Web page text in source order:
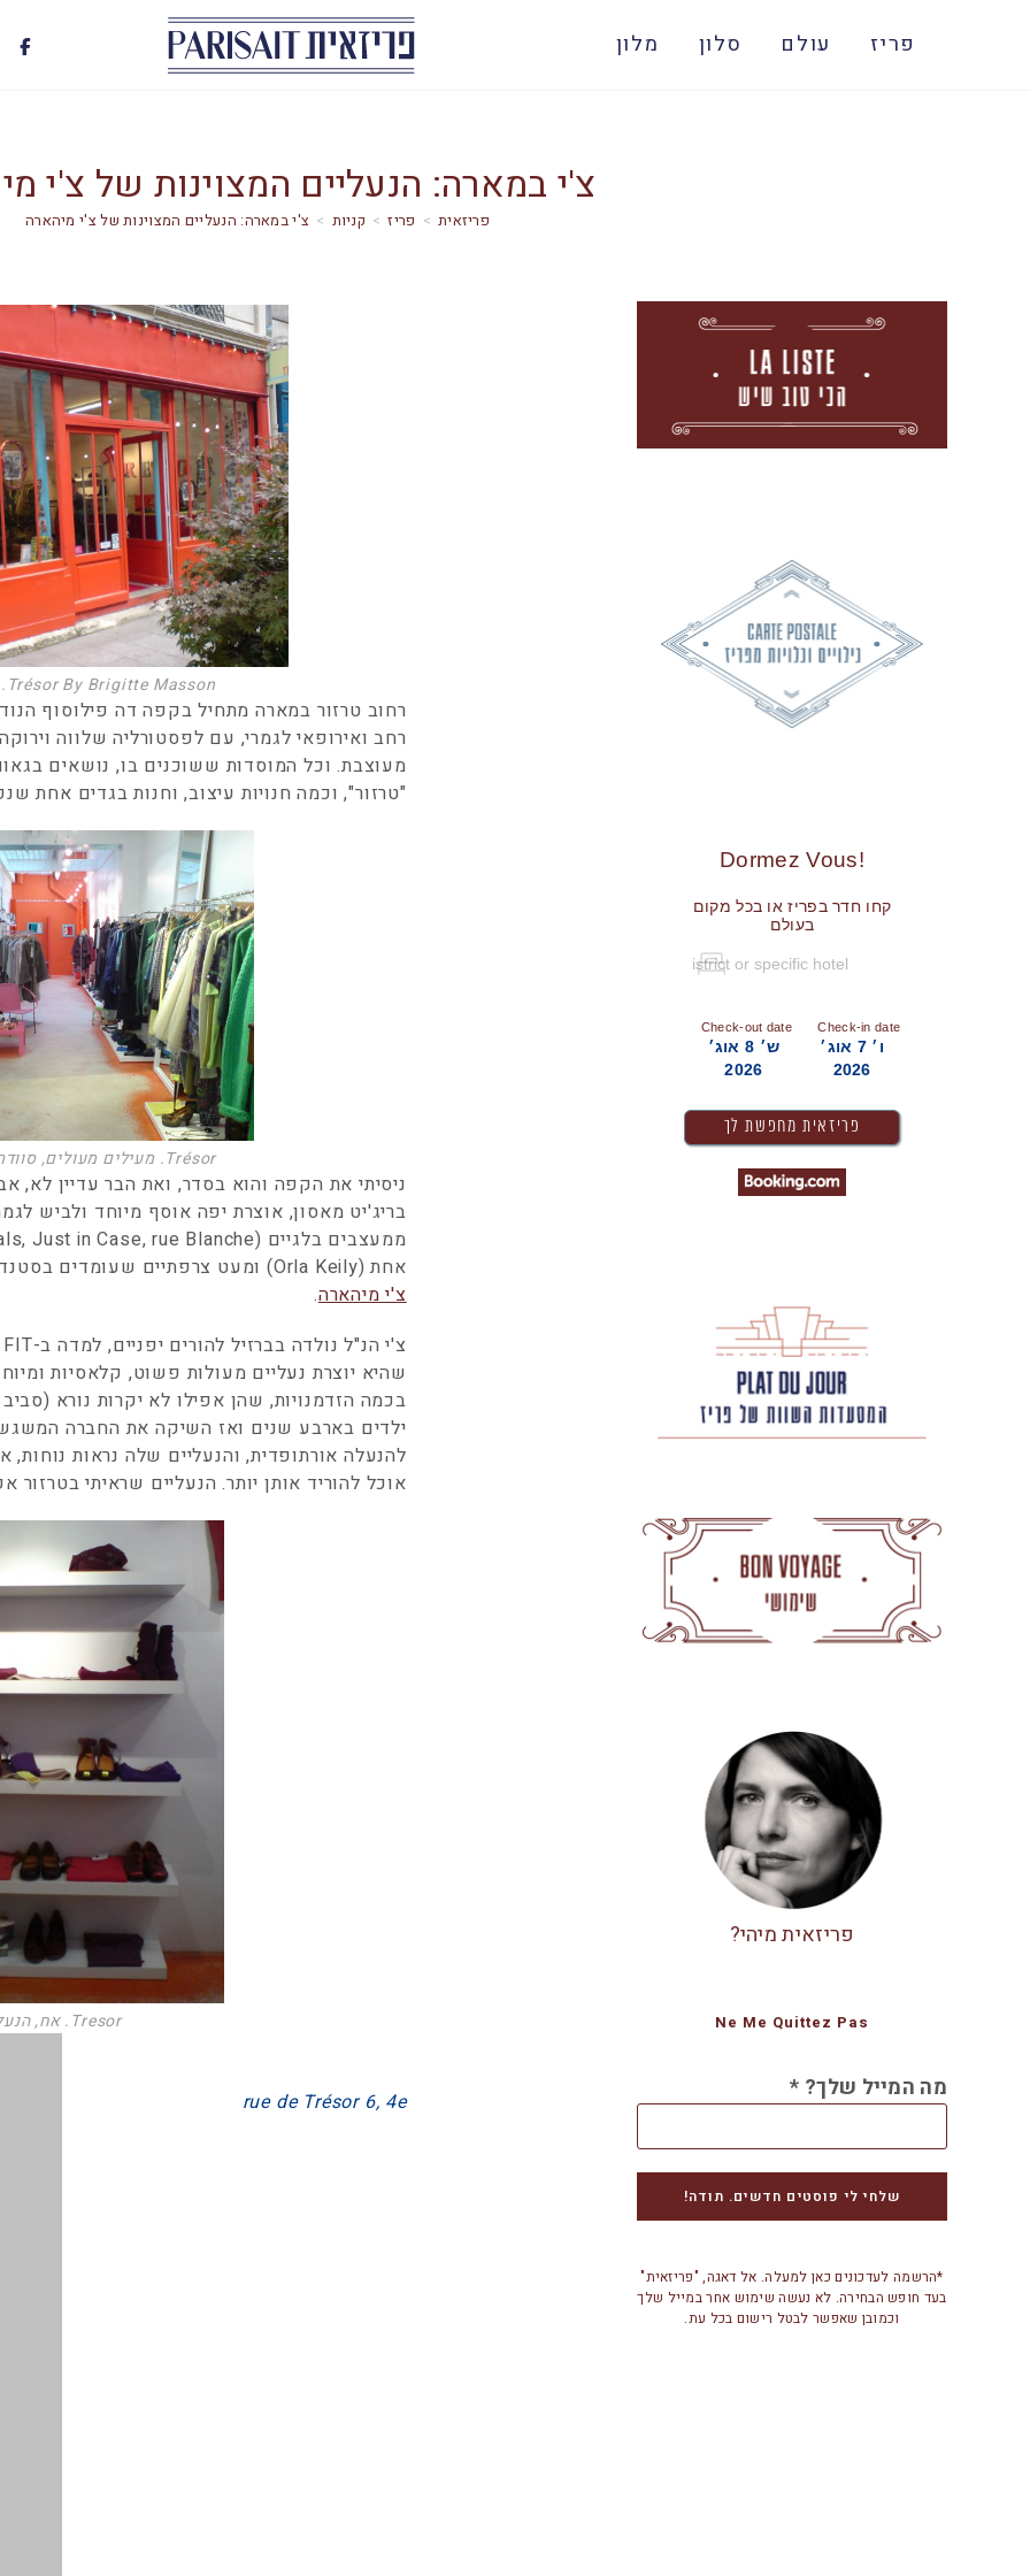
פריז עולם סלון מלון
צ'י במארה: הנעליים המצוינות של צ'י
> פריז > קניות > צ'י במארה: הנעליים המצוינות של צ'י מיהארה
Trésor By Brigitte Masson. אוצרות משובחת
רחוב טרזור במארה מתחיל בקפה דה פילוסוף
רחב ואירופאי לגמרי, עם לפסטורליה שלווה
מעוצבת. וכל המוסדות ששוכנים בו, נושאים
"טרזור", וכמה חנויות עיצוב, וחנות בגדים אחת
Trésor. מעילים מעולים, סוודרים רכים וחולצות
ניסיתי את הקפה והוא בסדר, ואת הבר עדיין לא,
בריג'יט מאסון, אוצרת יפה אוסף מיוחד ולביש
אחת (Orla Keily) ומעט צרפתיים שעומדים בסטנדרטים, והכי הכי שוות הן הנעליים של
צ'י מיהארה.
שהיא יוצרת נעליים מעולות פשוט, קלאסיות
בכמה הזדמנויות, שהן אפילו לא יקרות נורא
ילדים בארבע שנים ואז השיקה את החברה
להנעלה אורתופדית, והנעליים שלה נראות
אוכל להוריד אותן יותר. הנעליים שראיתי
Tresor. אח, הנעליים
rue de Trésor 6, 4e
!Dormez Vous
קחו חדר בפריז או בכל מקום
בעולם
Check-in date
ו׳ 7 אוג׳
2026
Check-out date
ש׳ 8 אוג׳
2026
פריזאית מיהי?
Ne Me Quittez Pas
מה המייל שלך? *
*הרשמה לעדכונים כאן למעלה. אל דאגה, "פריזאית"
בעד חופש הבחירה. לא נעשה שימוש אחר במייל שלך
וכמובן שאפשר לבטל רישום בכל עת.